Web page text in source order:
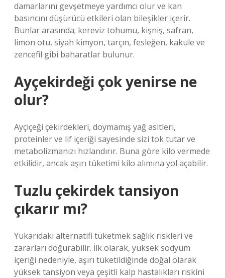
damarlarını gevşetmeye yardımcı olur ve kan
basıncını düşürücü etkileri olan bileşikler içerir.
Bunlar arasında; kereviz tohumu, kişniş, safran,
limon otu, siyah kimyon, tarçın, fesleğen, kakule ve
zencefil gibi baharatlar bulunur.
Ayçekirdeği çok yenirse ne
olur?
Ayçiçeği çekirdekleri, doymamış yağ asitleri,
proteinler ve lif içeriği sayesinde sizi tok tutar ve
metabolizmanızı hızlandırır. Buna göre kilo vermede
etkilidir, ancak aşırı tüketimi kilo alımına yol açabilir.
Tuzlu çekirdek tansiyon
çıkarır mı?
Yukarıdaki alternatifi tüketmek sağlık riskleri ve
zararları doğurabilir. İlk olarak, yüksek sodyum
içeriği nedeniyle, aşırı tüketildiğinde doğal olarak
yüksek tansiyon veya çeşitli kalp hastalıkları riskini